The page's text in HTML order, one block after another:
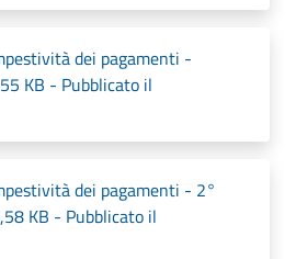
dei pagamenti -
KB - Pubblicato il
dei pagamenti - 2°
KB - Pubblicato il